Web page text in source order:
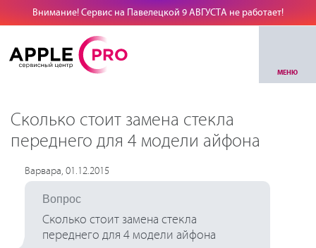
Внимание! Сервис на Павелецкой 9 АВГУСТА не работает!
МЕНЮ
Сколько стоит замена стекла
переднего для 4 модели айфона
Варвара, 01.12.2015
Вопрос
Сколько стоит замена стекла
переднего для 4 модели айфона